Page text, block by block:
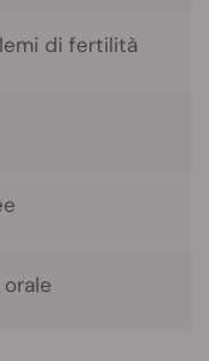
di fertilità